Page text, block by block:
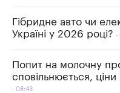
Гібридне авто чи
Україні у 2026 році?
Попит на молочну
сповільнюється,
08:43